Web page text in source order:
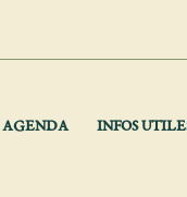
AGENDA INFOS